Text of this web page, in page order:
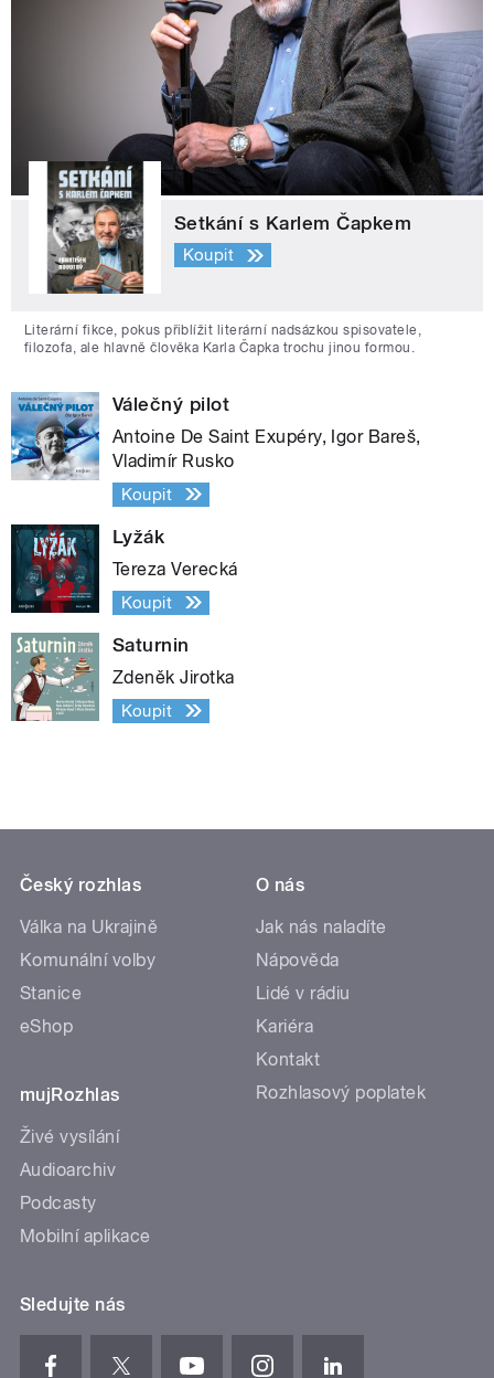
Setkání s Karlem Čapkem
Koupit
Literární fikce, pokus přiblížit literární nadsázkou spisovatele,
filozofa, ale hlavně člověka Karla Čapka trochu jinou formou.
Válečný pilot
Antoine De Saint Exupéry, Igor Bareš,
Vladimír Rusko
Koupit
Lyžák
Tereza Verecká
Koupit
Saturnin
Zdeněk Jirotka
Koupit
Český rozhlas
Válka na Ukrajině
Komunální volby
Stanice
eShop
mujRozhlas
Živé vysílání
Audioarchiv
Podcasty
Mobilní aplikace
O nás
Jak nás naladíte
Nápověda
Lidé v rádiu
Kariéra
Kontakt
Rozhlasový poplatek
Sledujte nás